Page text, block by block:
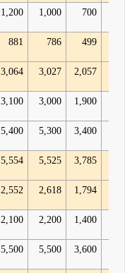
1,200 1,000 700
881 786 499
3,064 3,027 2,057
3,100 3,000 1,900
5,400 5,300 3,400
5,554 5,525 3,785
2,552 2,618 1,794
2,100 2,200 1,400
5,500 5,500 3,600